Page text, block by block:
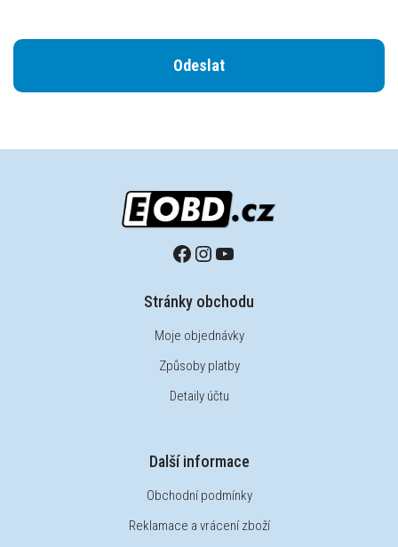
a
D
Odeslat
Stránky obchodu
Moje objednávky
Způsoby platby
Detaily účtu
Další informace
Obchodní podmínky
Reklamace a vrácení zboží